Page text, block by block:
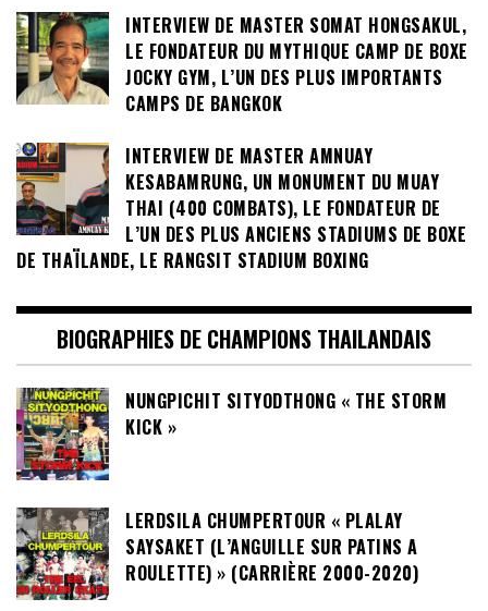
INTERVIEW DE MASTER SOMAT HONGSAKUL,
LE FONDATEUR DU MYTHIQUE CAMP DE BOXE
JOCKY GYM, L’UN DES PLUS IMPORTANTS
CAMPS DE BANGKOK
INTERVIEW DE MASTER AMNUAY
KESABAMRUNG, UN MONUMENT DU MUAY
THAI (400 COMBATS), LE FONDATEUR DE
L’UN DES PLUS ANCIENS STADIUMS DE BOXE
DE THAÏLANDE, LE RANGSIT STADIUM BOXING
BIOGRAPHIES DE CHAMPIONS THAILANDAIS
NUNGPICHIT SITYODTHONG « THE STORM
KICK »
LERDSILA CHUMPERTOUR « PLALAY
SAYSAKET (L’ANGUILLE SUR PATINS A
ROULETTE) » (CARRIÈRE 2000-2020)